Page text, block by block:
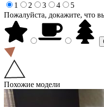
1
2 3 4
5
Пожалуйста, докажите, что
Похожие модели